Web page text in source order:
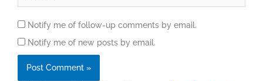
Notify me of follow-up comments by email.
Notify me of new posts by email.